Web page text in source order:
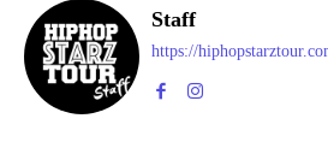
Staff
https://